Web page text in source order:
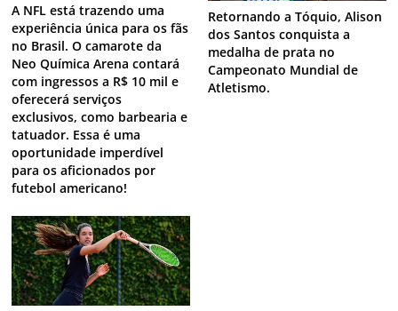
A NFL está trazendo uma
experiência única para os fãs
no Brasil. O camarote da
Neo Química Arena contará
com ingressos a R$ 10 mil e
oferecerá serviços
exclusivos, como barbearia e
tatuador. Essa é uma
oportunidade imperdível
para os aficionados por
futebol americano!
Retornando a Tóquio, Alison
dos Santos conquista a
medalha de prata no
Campeonato Mundial de
Atletismo.